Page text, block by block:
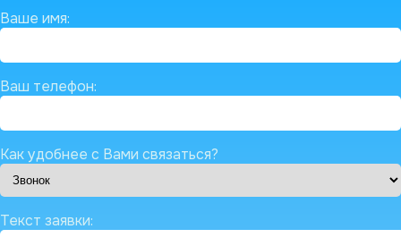
Ваше имя:
Ваш телефон:
Как удобнее с Вами связаться?
Текст заявки: